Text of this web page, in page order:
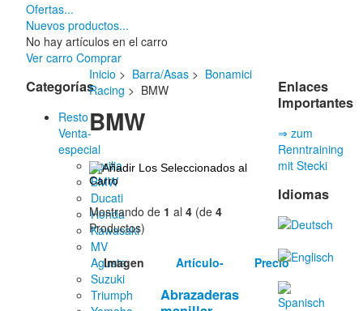
Ofertas...
Nuevos productos...
No hay artículos en el carro
Ver carro Comprar
Categorías
Resto
Venta-
especial
Aprilia
BMW
Ducati
Honda
Kawasaki
MV
Agusta
Suzuki
Triumph
Inicio > Barra/Asas> Bonamici
Racing > BMW
BMW
Mostrando de 1 al 4(de 4
Productos)
Imagen Artículo- Precio
Abrazaderas
Enlaces
Importantes
⇒ zum
Renntraining
mit Stecki
Idiomas